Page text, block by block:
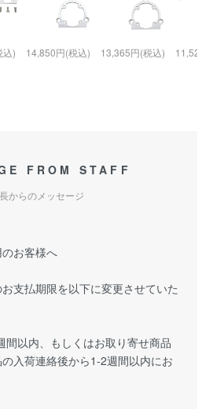
込) 14,850円(税込) 13,365円(税込) 11,528
FROM STAFF
からのメッセージ
お客様へ
支払期限を以下に変更させていた
間以内、もしくはお取り寄せ商品
入荷連絡後から1-2週間以内にお